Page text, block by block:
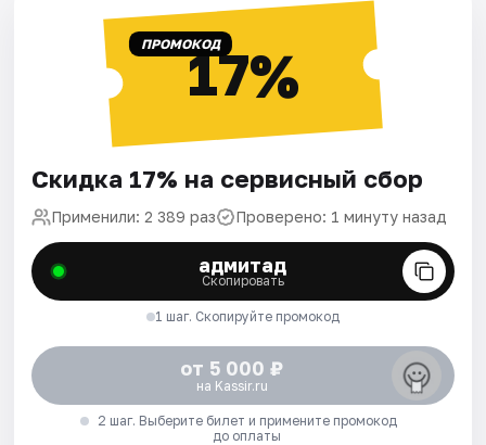
ПРОМОКОД17%
Скидка 17% на сервисный сбор
Применили: 2 389 раз Проверено: 1 минуту назад
адмитад
Скопировать
1 шаг. Скопируйте промокод
от 5 000 ₽
на Kassir.ru
2 шаг. Выберите билет и примените промокод
до оплаты